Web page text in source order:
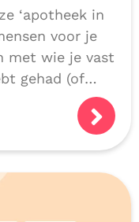
‘apotheek in
voor je
met wie je vast
gehad (of